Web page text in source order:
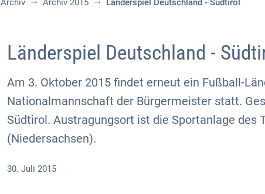
Länderspiel Deutschland -
Am 3. Oktober 2015 findet erneut ein Fußball-
Nationalmannschaft der Bürgermeister statt.
Südtirol. Austragungsort ist die Sportanlage des
(Niedersachsen).
30. Juli 2015